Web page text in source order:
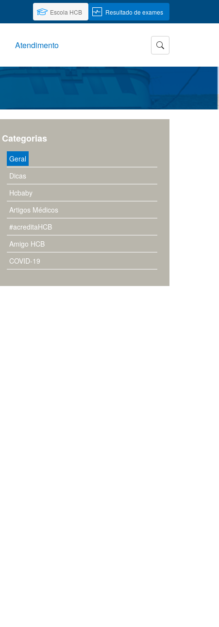
Escola HCB Resultado de exames
Atendimento
Categorias
Geral
Dicas
Hcbaby
Artigos Médicos
#acreditaHCB
Amigo HCB
COVID-19